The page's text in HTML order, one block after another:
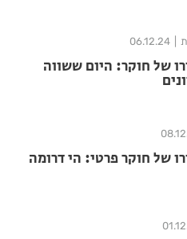
06.12.24
של חוקר: היום ששווה
של חוקר פרטי: הי דרומה